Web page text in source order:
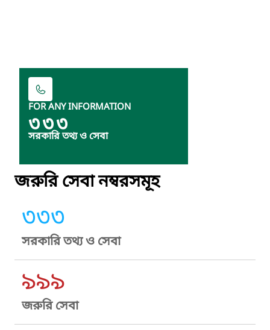
FOR ANY INFORMATION
৩৩৩
সরকারি তথ্য ও সেবা
জরুরি সেবা নম্বরসমূহ
৩৩৩
সরকারি তথ্য ও সেবা
৯৯৯
জরুরি সেবা